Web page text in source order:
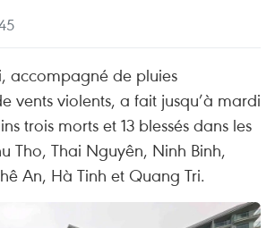
accompagné de pluies
vents violents, a fait jusqu’à mardi
trois morts et 13 blessés dans les
Tho, Thai Nguyên, Ninh Binh,
An, Hà Tinh et Quang Tri.